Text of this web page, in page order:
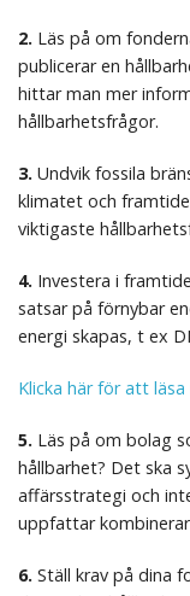
2. Läs på om
publicerar en
hittar man mer
hållbarhetsfrågor.
3. Undvik fossila
klimatet och
viktigaste
4. Investera i
satsar på förnybar
energi skapas, t ex
Klicka här för att
5. Läs på om bolag
hållbarhet? Det ska
affärsstrategi och
uppfattar
6. Ställ krav på dina